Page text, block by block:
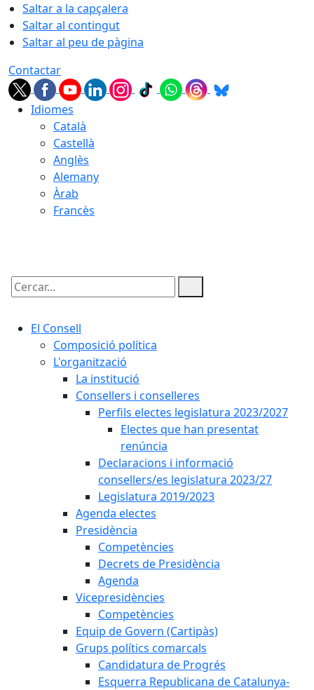
Saltar a la capçalera
Saltar al contingut
Saltar al peu de pàgina
Contactar
Idiomes
Català
Castellà
Anglès
Alemany
Àrab
Francès
Cercar:
El Consell
Composició política
L'organització
La institució
Consellers i conselleres
Perfils electes legislatura 2023/2027
Electes que han presentat
renúncia
Declaracions i informació
consellers/es legislatura 2023/27
Legislatura 2019/2023
Agenda electes
Presidència
Competències
Decrets de Presidència
Agenda
Vicepresidències
Competències
Equip de Govern (Cartipàs)
Grups polítics comarcals
Candidatura de Progrés
Esquerra Republicana de Catalunya-